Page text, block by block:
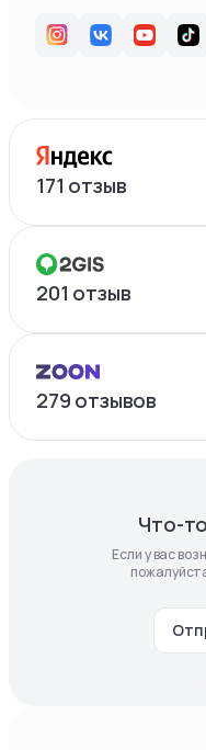
171 отзыв
201 отзыв
279 отзывов
Что-
Если у вас